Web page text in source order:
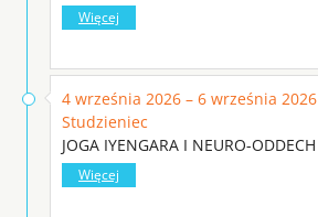
Więcej
4 września 2026 – 6 września 2026
Studzieniec
JOGA IYENGARA I NEURO-ODDECH
Więcej